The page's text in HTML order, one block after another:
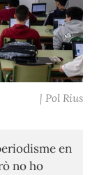
| Pol Rius
en
no ho